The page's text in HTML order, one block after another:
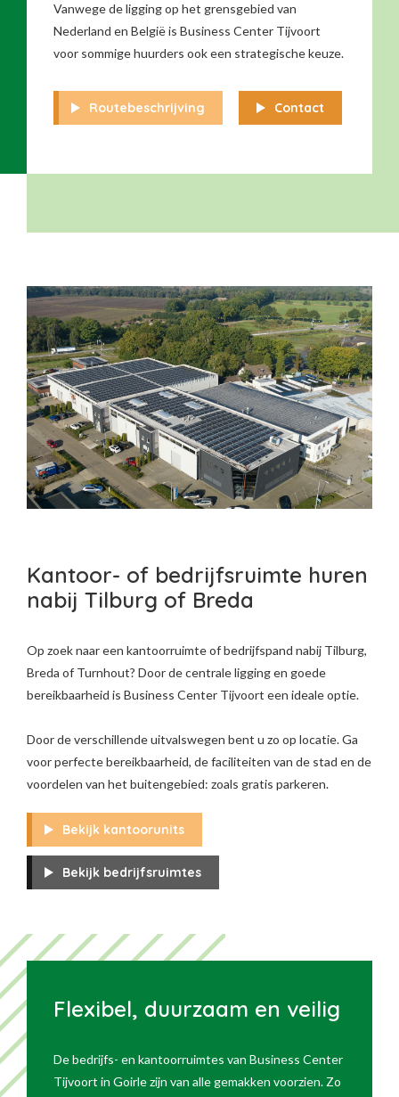
Vanwege de ligging op het grensgebied van
Nederland en België is Business Center Tijvoort
voor sommige huurders ook een strategische keuze.
Routebeschrijving Contact
Kantoor- of bedrijfsruimte huren
nabij Tilburg of Breda
Op zoek naar een kantoorruimte of bedrijfspand nabij Tilburg,
Breda of Turnhout? Door de centrale ligging en goede
bereikbaarheid is Business Center Tijvoort een ideale optie.
Door de verschillende uitvalswegen bent u zo op locatie. Ga
voor perfecte bereikbaarheid, de faciliteiten van de stad en de
voordelen van het buitengebied: zoals gratis parkeren.
Bekijk kantoorunits
Bekijk bedrijfsruimtes
Flexibel, duurzaam en veilig
De bedrijfs- en kantoorruimtes van Business Center
Tijvoort in Goirle zijn van alle gemakken voorzien. Zo